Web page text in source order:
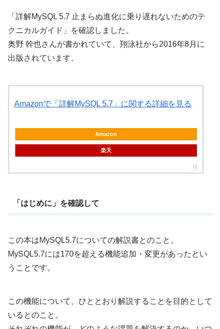
「詳解MySQL 5.7 止まらぬ進化に乗り遅れないためのテ
クニカルガイド」を確認しました。
奥野 幹也さんが書かれていて、翔泳社から2016年8月に
出版されています。
Amazonで「詳解MySQL 5.7」に関する詳細を見る
Amazon
楽天
「はじめに」を確認して
この本はMySQL5.7についての解説書とのこと。
MySQL5.7には170を超える機能追加・変更があったとい
うことです。
この機能について、ひととおり解説することを目的として
いるとのこと。